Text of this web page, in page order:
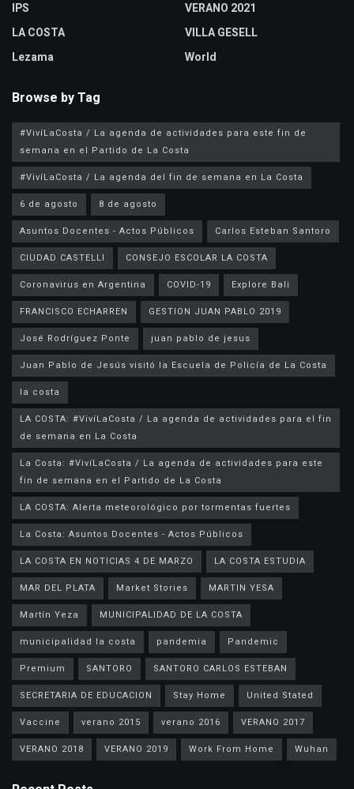
IPS
LA COSTA
Lezama
VERANO 2021
VILLA GESELL
World
Browse by Tag
#VivíLaCosta / La agenda de actividades para este fin de
semana en el Partido de La Costa
#VivíLaCosta / La agenda del fin de semana en La Costa
6 de agosto
8 de agosto
Asuntos Docentes - Actos Públicos
Carlos Esteban Santoro
CIUDAD CASTELLI
CONSEJO ESCOLAR LA COSTA
Coronavirus en Argentina
COVID-19
Explore Bali
FRANCISCO ECHARREN
GESTION JUAN PABLO 2019
José Rodríguez Ponte
juan pablo de jesus
la costa
LA COSTA: #VivíLaCosta / La agenda de actividades para el fin
de semana en La Costa
La Costa: #VivíLaCosta / La agenda de actividades para este
fin de semana en el Partido de La Costa
LA COSTA: Alerta meteorológico por tormentas fuertes
La Costa: Asuntos Docentes - Actos Públicos
LA COSTA EN NOTICIAS 4 DE MARZO
LA COSTA ESTUDIA
MAR DEL PLATA
Market Stories
MARTIN YESA
Martín Yeza
MUNICIPALIDAD DE LA COSTA
municipalidad la costa
pandemia
Pandemic
Premium
SANTORO
SANTORO CARLOS ESTEBAN
SECRETARIA DE EDUCACION
Stay Home
United Stated
Vaccine
verano 2015 verano 2016
VERANO 2017
VERANO 2018
VERANO 2019 Work From Home Wuhan